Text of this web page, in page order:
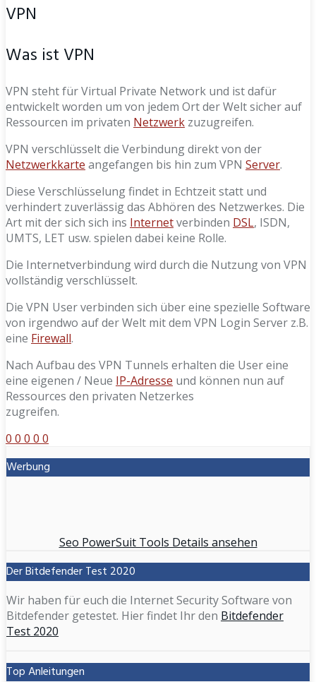
VPN
Was ist VPN
VPN steht für Virtual Private Network und ist dafür
entwickelt worden um von jedem Ort der Welt sicher auf
Ressourcen im privaten Netzwerk zuzugreifen.
VPN verschlüsselt die Verbindung direkt von der
Netzwerkkarte angefangen bis hin zum VPN Server.
Diese Verschlüsselung findet in Echtzeit statt und
verhindert zuverlässig das Abhören des Netzwerkes. Die
Art mit der sich sich ins Internetverbinden DSL, ISDN,
UMTS, LET usw. spielen dabei keine Rolle.
Die Internetverbindung wird durch die Nutzung von VPN
vollständig verschlüsselt.
Die VPN User verbinden sich über eine spezielle Software
von irgendwo auf der Welt mit dem VPN Login Server z.B.
eine Firewall.
Nach Aufbau des VPN Tunnels erhalten die User eine
eine eigenen / Neue IP-Adresse und können nun auf
Ressources den privaten Netzerkes
zugreifen.
0 0 0 0 0
Werbung
Seo PowerSuit Tools Details ansehen
Der Bitdefender Test 2020
Wir haben für euch die Internet Security Software von
Bitdefender getestet. Hier findet Ihr den Bitdefender
Test 2020
Top Anleitungen